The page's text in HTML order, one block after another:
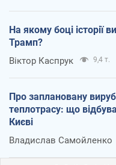
На якому боці історії
Трамп?
Віктор Каспрук 9,4 т.
Про заплановану
теплотрасу: що
Києві
Владислав Самойленко